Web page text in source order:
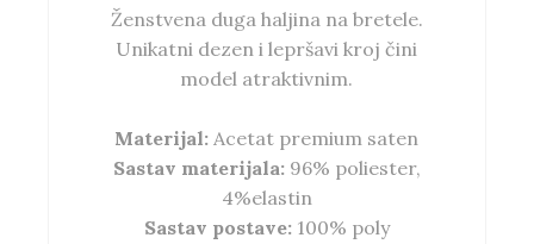
Ženstvena duga haljina na bretele.
Unikatni dezen i lepršavi kroj čini
model atraktivnim.
Materijal: Acetat premium saten
Sastav materijala: 96% poliester,
4%elastin
Sastav postave: 100% poly